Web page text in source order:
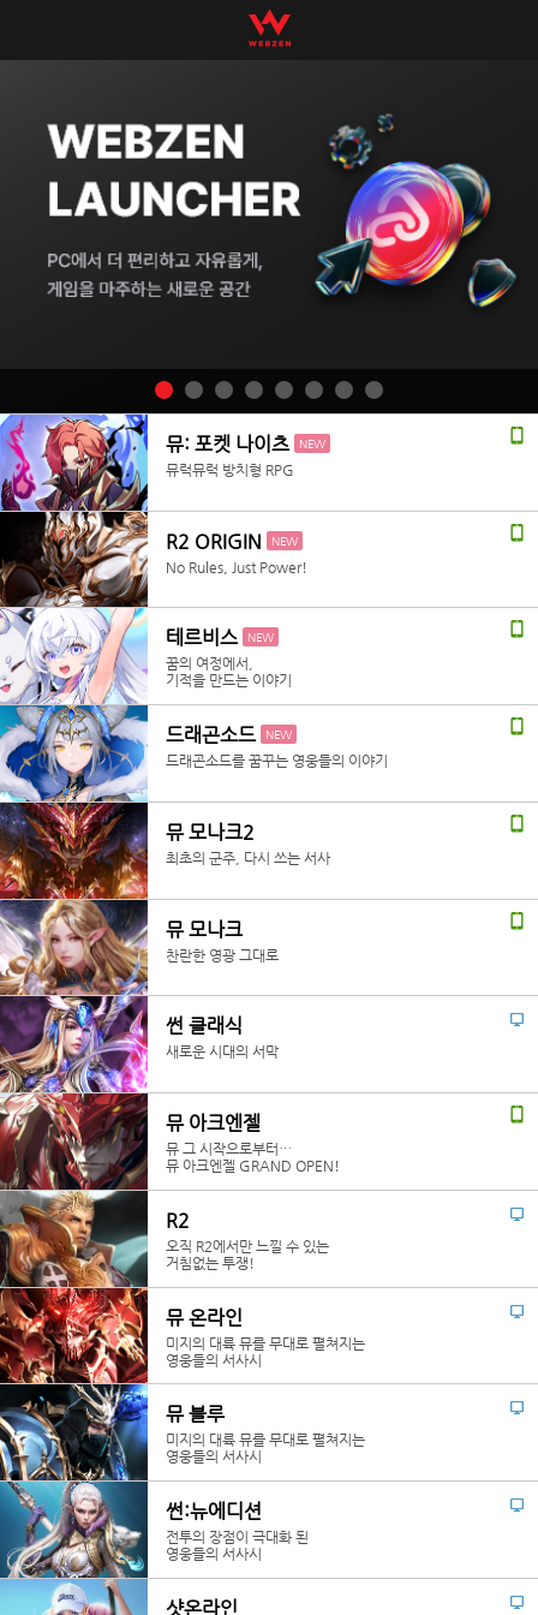
뮤: 포켓 나이츠 NEW
뮤럭뮤럭 방치형 RPG
R2 ORIGIN NEW
No Rules, Just Power!
테르비스 NEW
꿈의 여정에서,
기적을 만드는 이야기
드래곤소드 NEW
드래곤소드를 꿈꾸는 영웅들의 이야기
뮤 모나크2
최초의 군주, 다시 쓰는 서사
뮤 모나크
찬란한 영광 그대로
썬 클래식
새로운 시대의 서막
뮤 아크엔젤
뮤 그 시작으로부터…
뮤 아크엔젤 GRAND OPEN!
R2
오직 R2에서만 느낄 수 있는
거침없는 투쟁!
뮤 온라인
미지의 대륙 뮤를 무대로 펼쳐지는
영웅들의 서사시
뮤 블루
미지의 대륙 뮤를 무대로 펼쳐지는
영웅들의 서사시
썬:뉴에디션
전투의 장점이 극대화 된
영웅들의 서사시
샷온라인